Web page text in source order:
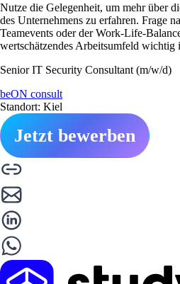
Nutze die Gelegenheit, um mehr über
des Unternehmens zu erfahren. Frage
Teamevents oder der Work-Life-
wertschätzendes Arbeitsumfeld wichtig
Senior IT Security Consultant (m/w/d)
beON consult
Standort: Kiel
Jetzt bewerben